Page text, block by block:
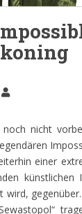
noch nicht
einer
künstlichen
wird,